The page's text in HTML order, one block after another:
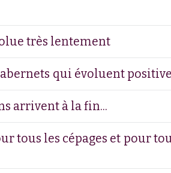
très lentement
qui évoluent
arrivent à la fin...
tous les cépages et pour